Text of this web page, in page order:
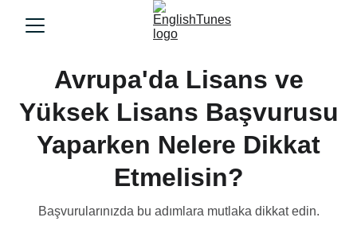
Avrupa'da Lisans ve
Yüksek Lisans Başvurusu
Yaparken Nelere Dikkat
Etmelisin?
Başvurularınızda bu adımlara mutlaka dikkat edin.